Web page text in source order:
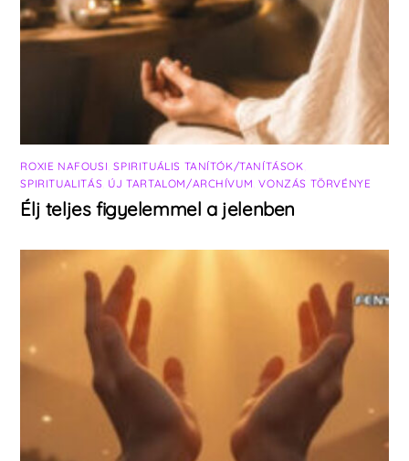
ROXIE NAFOUSI ,SPIRITUÁLIS TANÍTÓK/TANÍTÁSOK
SPIRITUALITÁS ÚJ TARTALOM/ARCHÍVUM ,VONZÁS TÖRVÉNYE
Élj teljes figyelemmel a jelenben